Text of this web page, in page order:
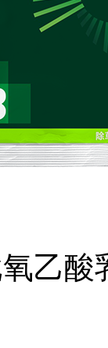
乙酸